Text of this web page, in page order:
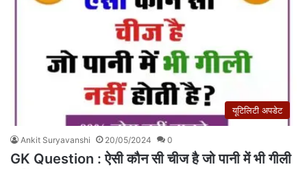
यूटिलिटी अपडेट
Ankit Suryavanshi 20/05/2024 0
GK Question : ऐसी कौन सी चीज है जो पानी में भी गीली